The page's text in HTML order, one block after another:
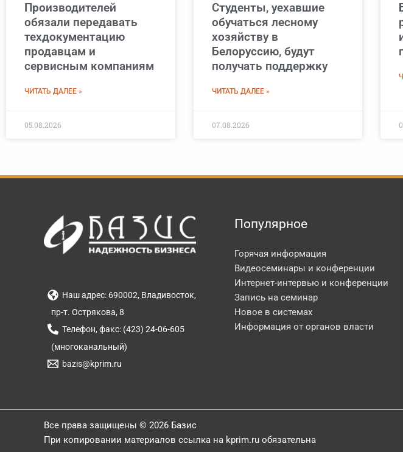
Производителей
обязали передавать
техдокументацию
продавцам и
сервисным компаниям
ЧИТАТЬ ДАЛЕЕ »
05.08.2026
Студенты, уехавшие
обучаться лесному
хозяйству в
Белоруссию, будут
получать поддержку
ЧИТАТЬ ДАЛЕЕ »
07.08.2026
Наш адрес: 690002, Владивосток,
пр-т. Острякова, 8
Телефон, факс: (423) 24-06-605
(многоканальный)
bazis@kprim.ru
Популярное
Горячая информация
Видеосеминары и конференции
Интернет-интервью и конференции
Запись на семинар
Новое в системах
Информация от органов власти
Все права защищены © 2026 Базис
При копировании материалов ссылка на kprim.ru обязательна